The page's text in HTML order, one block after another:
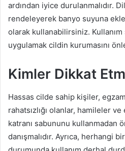
ardından iyice durulanmalıdır.
rendeleyerek banyo suyuna
olarak kullanabilirsiniz.
uygulamak cildin kurumasını
Kimler Dikkat
Hassas cilde sahip kişiler,
rahatsızlığı olanlar, hamileler
katranı sabununu kullanmadan
danışmalıdır. Ayrıca, herhangi